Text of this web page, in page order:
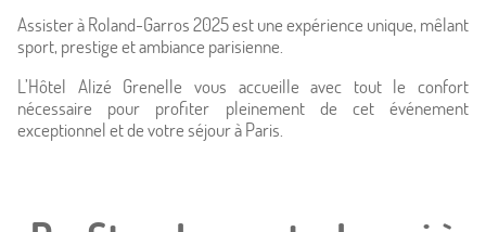
Assister à Roland-Garros 2025 est une expérience unique, mêlant
sport, prestige et ambiance parisienne.
L’Hôtel Alizé Grenelle vous accueille avec tout le confort
nécessaire pour profiter pleinement de cet événement
exceptionnel et de votre séjour à Paris.